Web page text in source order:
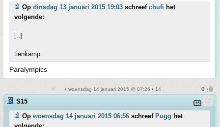
Op dinsdag 13 januari 2015 19:03 schreef chufi het
volgende:
[..]
tienkamp
Paralympics
• woensdag 14 januari 2015 @ 07:26 • 14
S15
Op woensdag 14 januari 2015 06:56 schreef Pugg het